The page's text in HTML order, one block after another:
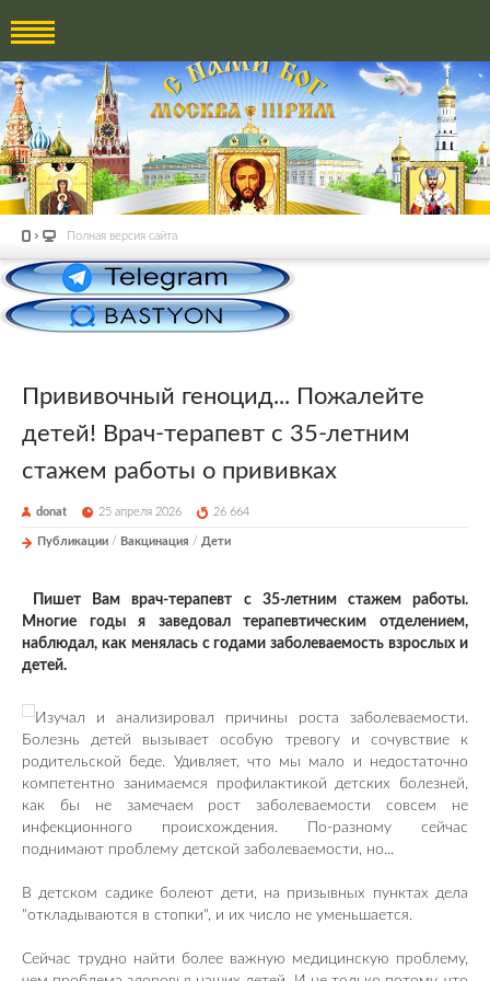
Полная версия сайта
Прививочный геноцид... Пожалейте
детей! Врач-терапевт с 35-летним
стажем работы о прививках
donat 25 апреля 2026 26 664
Публикации / Вакцинация / Дети
Пишет Вам врач-терапевт с 35-летним стажем работы.
Многие годы я заведовал терапевтическим отделением,
наблюдал, как менялась с годами заболеваемость взрослых и
детей.
Изучал и анализировал причины роста заболеваемости.
Болезнь детей вызывает особую тревогу и сочувствие к
родительской беде. Удивляет, что мы мало и недостаточно
компетентно занимаемся профилактикой детских болезней,
как бы не замечаем рост заболеваемости совсем не
инфекционного происхождения. По-разному сейчас
поднимают проблему детской заболеваемости, но...
В детском садике болеют дети, на призывных пунктах дела
"откладываются в стопки", и их число не уменьшается.
Сейчас трудно найти более важную медицинскую проблему,